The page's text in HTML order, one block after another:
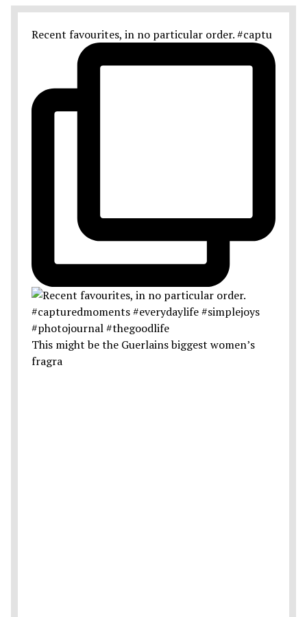
Recent favourites, in no particular order. #captu
This might be the Guerlains biggest women’s
fragra